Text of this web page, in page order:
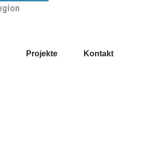
Projekte Kontakt